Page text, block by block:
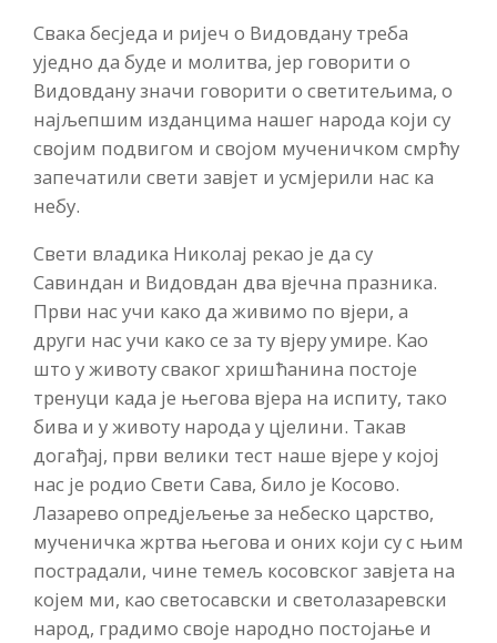
Свака бесједа и ријеч о Видовдану треба
уједно да буде и молитва, јер говорити о
Видовдану значи говорити о светитељима, о
најљепшим изданцима нашег народа који су
својим подвигом и својом мученичком смрћу
запечатили свети завјет и усмјерили нас ка
небу.
Свети владика Николај рекао је да су
Савиндан и Видовдан два вјечна празника.
Први нас учи како да живимо по вјери, а
други нас учи како се за ту вјеру умире. Као
што у животу сваког хришћанина постоје
тренуци када је његова вјера на испиту, тако
бива и у животу народа у цјелини. Такав
догађај, први велики тест наше вјере у којој
нас је родио Свети Сава, било је Косово.
Лазарево опредјељење за небеско царство,
мученичка жртва његова и оних који су с њим
пострадали, чине темељ косовског завјета на
којем ми, као светосавски и светолазаревски
народ, градимо своје народно постојање и